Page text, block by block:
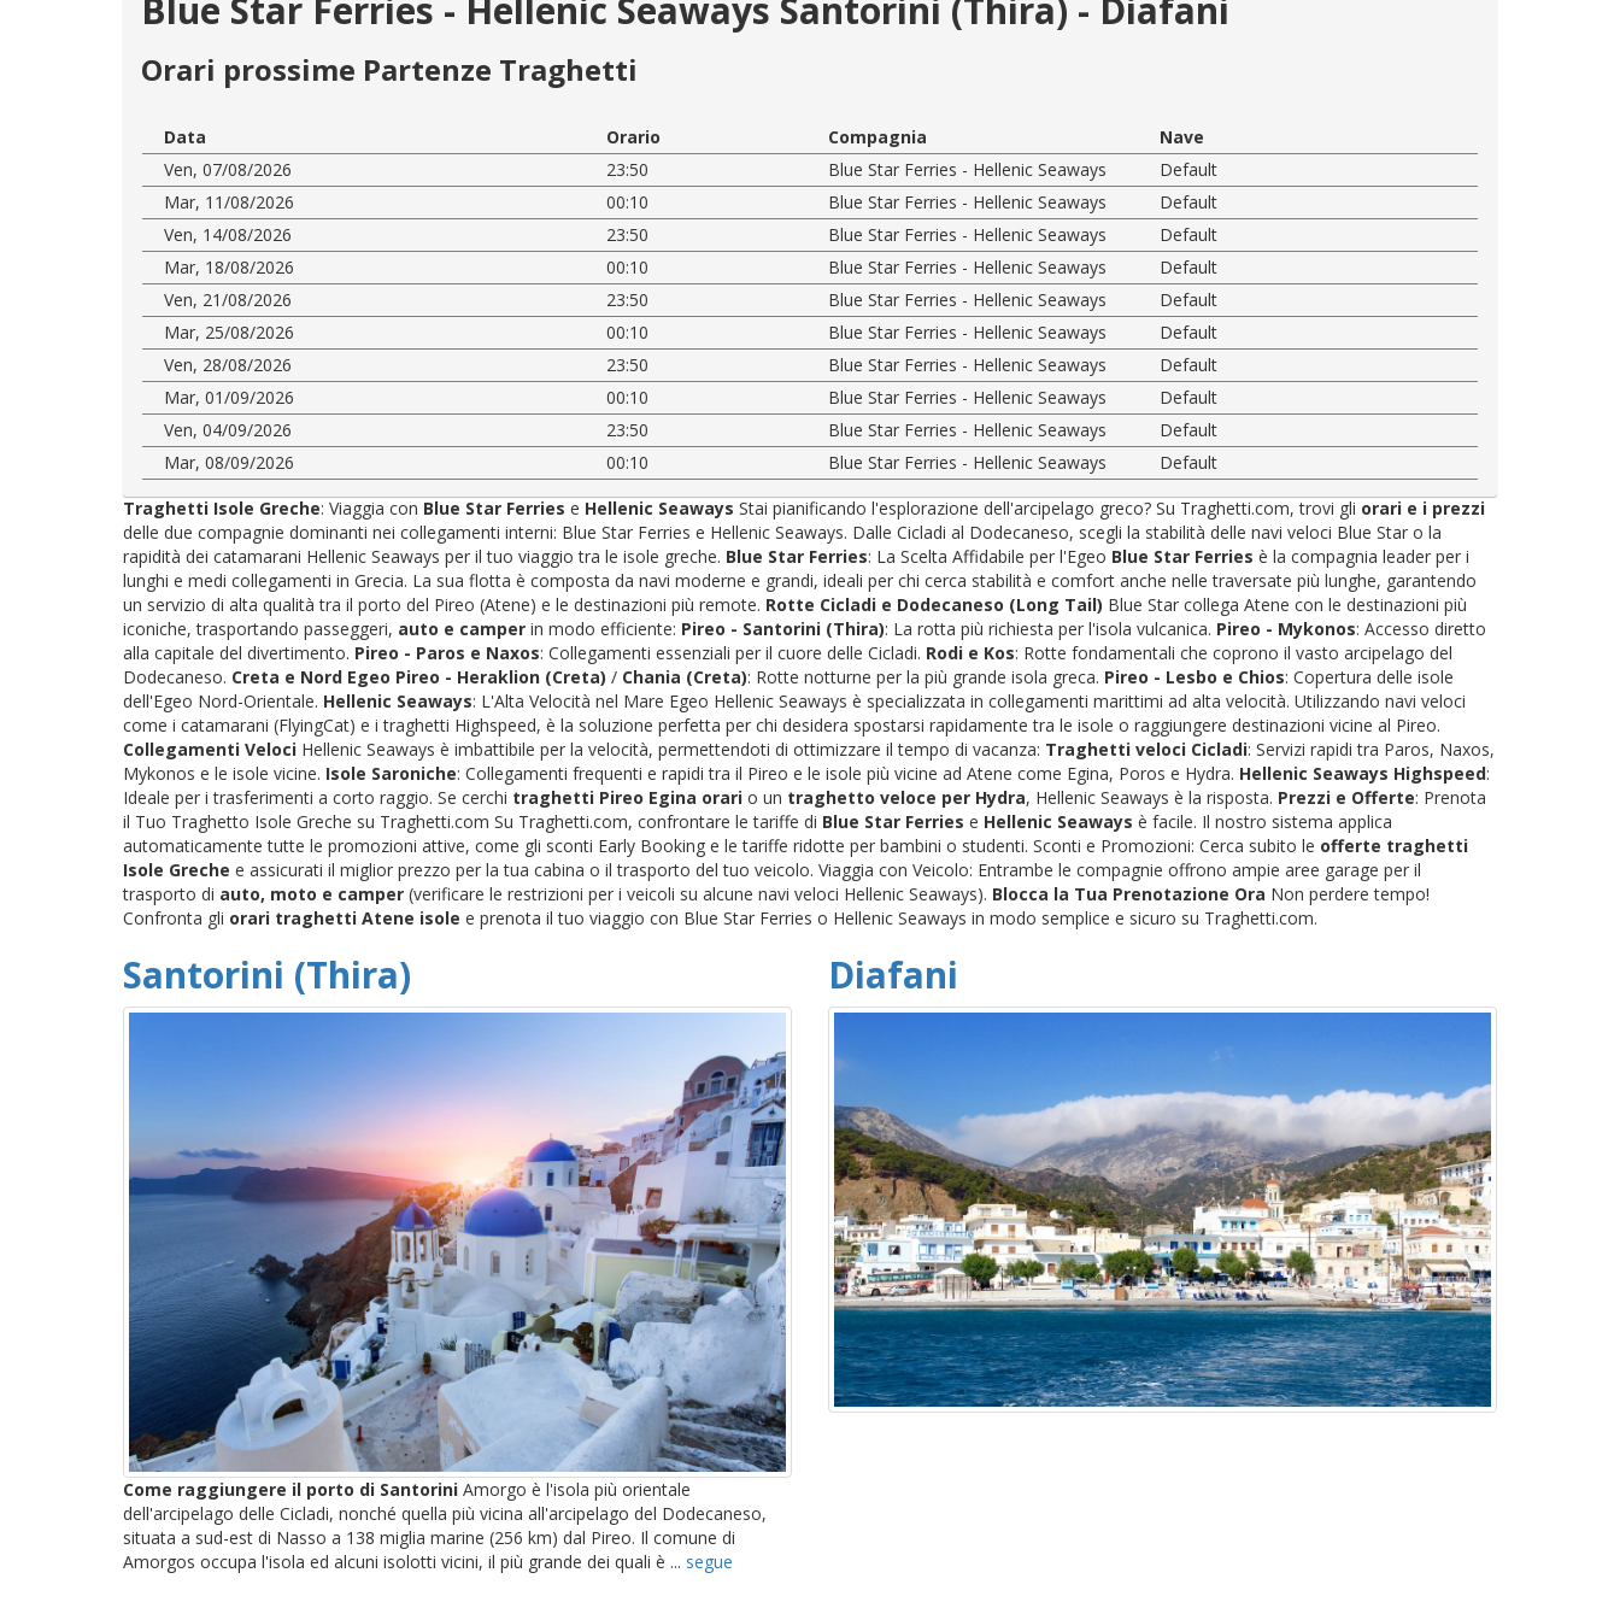
Blue Star Ferries - Hellenic Seaways Santorini (Thira) - Diafani
Orari prossime Partenze Traghetti
Data Orario Compagnia
Nave
Ven, 07/08/2026
23:50 Blue Star Ferries - Hellenic Seaways
Default
Mar, 11/08/2026
00:10 Blue Star Ferries - Hellenic Seaways
Default
Ven, 14/08/2026
23:50 Blue Star Ferries - Hellenic Seaways
Default
Mar, 18/08/2026
00:10 Blue Star Ferries - Hellenic Seaways
Default
Ven, 21/08/2026
23:50 Blue Star Ferries - Hellenic Seaways
Default
Mar, 25/08/2026
00:10 Blue Star Ferries - Hellenic Seaways
Default
Ven, 28/08/2026
23:50 Blue Star Ferries - Hellenic Seaways
Default
Mar, 01/09/2026
00:10 Blue Star Ferries - Hellenic Seaways
Default
Ven, 04/09/2026
23:50 Blue Star Ferries - Hellenic Seaways
Default
Mar, 08/09/2026
00:10 Blue Star Ferries - Hellenic Seaways
Default
Traghetti Isole Greche: Viaggia con Blue Star Ferries e Hellenic Seaways Stai pianificando l'esplorazione dell'arcipelago greco? Su Traghetti.com, trovi gli orari e i prezzi
delle due compagnie dominanti nei collegamenti interni: Blue Star Ferries e Hellenic Seaways. Dalle Cicladi al Dodecaneso, scegli la stabilità delle navi veloci Blue Star o la
rapidità dei catamarani Hellenic Seaways per il tuo viaggio tra le isole greche. Blue Star Ferries: La Scelta Affidabile per l'Egeo Blue Star Ferries è la compagnia leader per i
lunghi e medi collegamenti in Grecia. La sua flotta è composta da navi moderne e grandi, ideali per chi cerca stabilità e comfort anche nelle traversate più lunghe, garantendo
un servizio di alta qualità tra il porto del Pireo (Atene) e le destinazioni più remote. Rotte Cicladi e Dodecaneso (Long Tail) Blue Star collega Atene con le destinazioni più
iconiche, trasportando passeggeri, auto e camper in modo efficiente: Pireo - Santorini (Thira): La rotta più richiesta per l'isola vulcanica. Pireo - Mykonos: Accesso diretto
alla capitale del divertimento. Pireo - Paros e Naxos: Collegamenti essenziali per il cuore delle Cicladi. Rodi e Kos: Rotte fondamentali che coprono il vasto arcipelago del
Dodecaneso. Creta e Nord Egeo Pireo - Heraklion (Creta) / Chania (Creta): Rotte notturne per la più grande isola greca. Pireo - Lesbo e Chios: Copertura delle isole
dell'Egeo Nord-Orientale. Hellenic Seaways: L'Alta Velocità nel Mare Egeo Hellenic Seaways è specializzata in collegamenti marittimi ad alta velocità. Utilizzando navi veloci
come i catamarani (FlyingCat) e i traghetti Highspeed, è la soluzione perfetta per chi desidera spostarsi rapidamente tra le isole o raggiungere destinazioni vicine al Pireo.
Collegamenti Veloci Hellenic Seaways è imbattibile per la velocità, permettendoti di ottimizzare il tempo di vacanza: Traghetti veloci Cicladi: Servizi rapidi tra Paros, Naxos,
Mykonos e le isole vicine. Isole Saroniche: Collegamenti frequenti e rapidi tra il Pireo e le isole più vicine ad Atene come Egina, Poros e Hydra. Hellenic Seaways Highspeed:
Ideale per i trasferimenti a corto raggio. Se cerchi traghetti Pireo Egina orari o un traghetto veloce per Hydra, Hellenic Seaways è la risposta. Prezzi e Offerte: Prenota
il Tuo Traghetto Isole Greche su Traghetti.com Su Traghetti.com, confrontare le tariffe di Blue Star Ferries e Hellenic Seaways è facile. Il nostro sistema applica
automaticamente tutte le promozioni attive, come gli sconti Early Booking e le tariffe ridotte per bambini o studenti. Sconti e Promozioni: Cerca subito le offerte traghetti
Isole Greche e assicurati il miglior prezzo per la tua cabina o il trasporto del tuo veicolo. Viaggia con Veicolo: Entrambe le compagnie offrono ampie aree garage per il
trasporto di auto, moto e camper (verificare le restrizioni per i veicoli su alcune navi veloci Hellenic Seaways). Blocca la Tua Prenotazione Ora Non perdere tempo!
Confronta gli orari traghetti Atene isole e prenota il tuo viaggio con Blue Star Ferries o Hellenic Seaways in modo semplice e sicuro su Traghetti.com.
Santorini (Thira)
Come raggiungere il porto di Santorini Amorgo è l'isola più orientale
dell'arcipelago delle Cicladi, nonché quella più vicina all'arcipelago del Dodecaneso,
situata a sud-est di Nasso a 138 miglia marine (256 km) dal Pireo. Il comune di
Amorgos occupa l'isola ed alcuni isolotti vicini, il più grande dei quali è ... segue
Diafani